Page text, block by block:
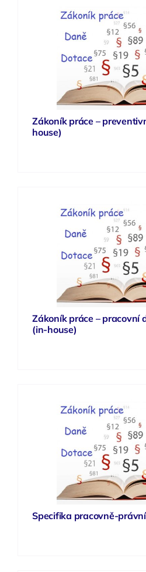
Zákoník práce –
house)
Zákoník práce – pracovní
(in-house)
Specifika pracovně-